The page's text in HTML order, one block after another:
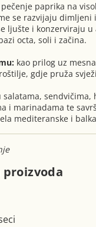
paprika na
se razvijaju dimljeni
ljušte i konzerviraju
octa, soli i začina.
kao prilog uz
gdje pruža
salatama,
i marinadama te
mediteranske i